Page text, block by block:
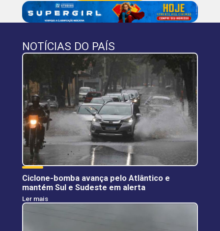
NOTÍCIAS DO PAÍS
Ciclone-bomba avança pelo Atlântico e
mantém Sul e Sudeste em alerta
Ler mais